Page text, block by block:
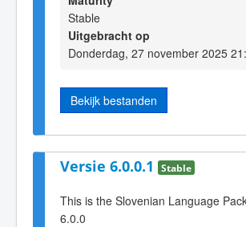
Stable
Uitgebracht op
Donderdag, 27 november 2025
Bekijk bestanden
Versie 6.0.0.1 Stable
This is the Slovenian Language
6.0.0